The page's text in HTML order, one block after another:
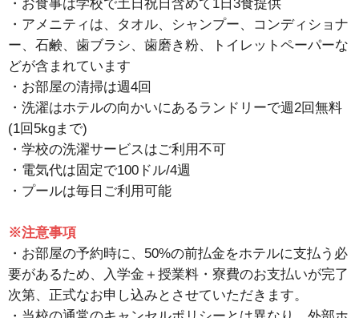
・アメニティは、タオル、シャンプー、コンディショナ
ー、石鹸、歯ブラシ、歯磨き粉、トイレットペーパーな
どが含まれています
・お部屋の清掃は週4回
・洗濯はホテルの向かいにあるランドリーで週2回無料
(1回5kgまで)
・学校の洗濯サービスはご利用不可
・電気代は固定で100ドル/4週
・プールは毎日ご利用可能
※注意事項
・お部屋の予約時に、50%の前払金をホテルに支払う必
要があるため、入学金＋授業料・寮費のお支払いが完了
次第、正式なお申し込みとさせていただきます。